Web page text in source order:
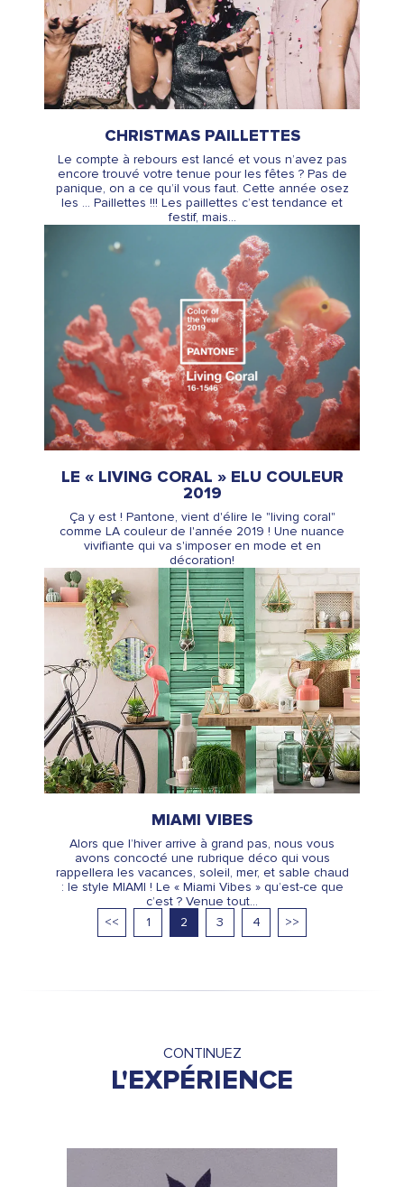
CHRISTMAS PAILLETTES
Le compte à rebours est lancé et vous n’avez pas
encore trouvé votre tenue pour les fêtes ? Pas de
panique, on a ce qu’il vous faut. Cette année osez
les … Paillettes !!! Les paillettes c’est tendance et
festif, mais...
LE « LIVING CORAL » ELU COULEUR
2019
Ça y est ! Pantone, vient d'élire le "living coral"
comme LA couleur de l'année 2019 ! Une nuance
vivifiante qui va s'imposer en mode et en
décoration!
MIAMI VIBES
Alors que l’hiver arrive à grand pas, nous vous
avons concocté une rubrique déco qui vous
rappellera les vacances, soleil, mer, et sable chaud
: le style MIAMI ! Le « Miami Vibes » qu’est-ce que
c’est ? Venue tout...
<<
1 2 3 4 >>
CONTINUEZ
L'EXPÉRIENCE